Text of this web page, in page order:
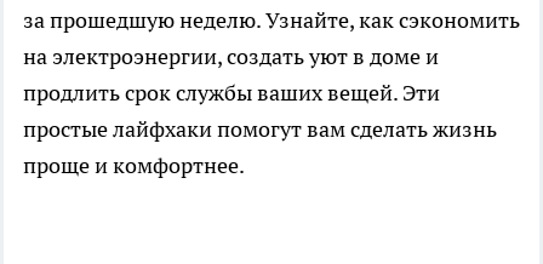
за прошедшую неделю. Узнайте, как сэкономить
на электроэнергии, создать уют в доме и
продлить срок службы ваших вещей. Эти
простые лайфхаки помогут вам сделать жизнь
проще и комфортнее.